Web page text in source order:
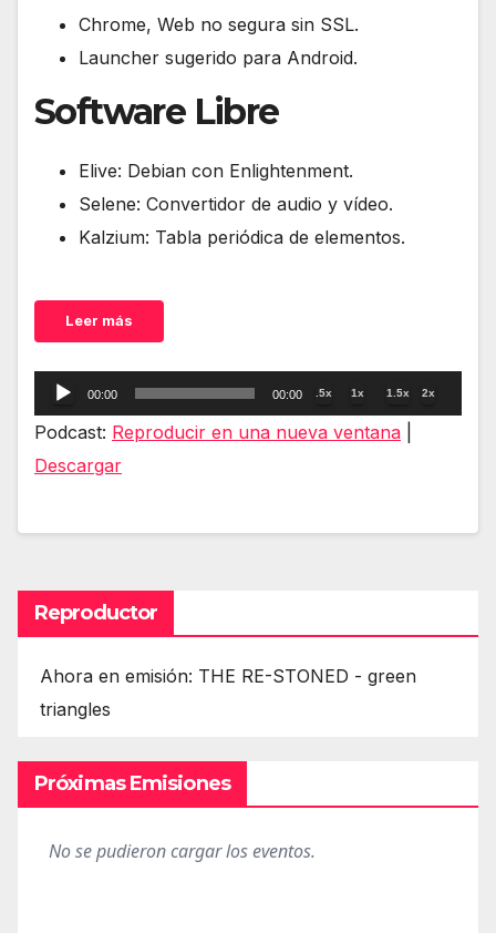
Chrome, Web no segura sin SSL.
Launcher sugerido para Android.
Software Libre
Elive: Debian con Enlightenment.
Selene: Convertidor de audio y vídeo.
Kalzium: Tabla periódica de elementos.
Leer más
Reproductor
de
00:00 00:00 .5x 1x 1.5x 2x
Podcast: Reproducir en una nueva ventana
Descargar
Reproductor
Ahora en emisión: THE RE-STONED - green
triangles
Próximas Emisiones